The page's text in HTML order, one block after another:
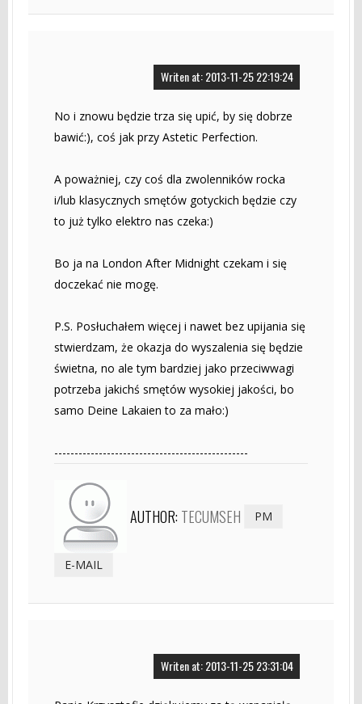
Writen at: 2013-11-25 22:19:24
No i znowu będzie trza się upić, by się dobrze
bawić:), coś jak przy Astetic Perfection.
A poważniej, czy coś dla zwolenników rocka
i/lub klasycznych smętów gotyckich będzie czy
to już tylko elektro nas czeka:)
Bo ja na London After Midnight czekam i się
doczekać nie mogę.
P.S. Posłuchałem więcej i nawet bez upijania się
stwierdzam, że okazja do wyszalenia się będzie
świetna, no ale tym bardziej jako przeciwwagi
potrzeba jakichś smętów wysokiej jakości, bo
samo Deine Lakaien to za mało:)
------------------------------------------------
AUTHOR: TECUMSEH PM
E-MAIL
Writen at: 2013-11-25 23:31:04